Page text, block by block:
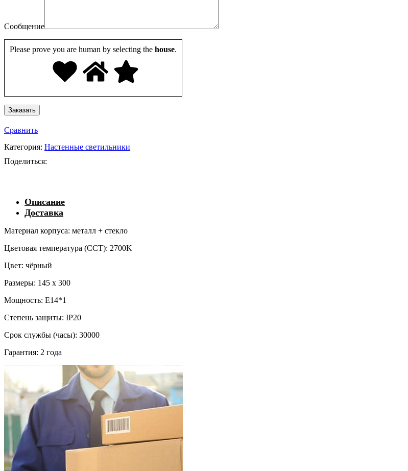
Сообщение
Please prove you are human by selecting the house.
Сравнить
Категория: Настенные светильники
Поделиться:
Описание
Доставка
Материал корпуса: металл + стекло
Цветовая температура (CCT): 2700K
Цвет: чёрный
Размеры: 145 x 300
Мощность: E14*1
Степень защиты: IP20
Срок службы (часы): 30000
Гарантия: 2 года